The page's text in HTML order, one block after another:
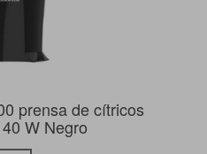
prensa de cítricos
W Negro